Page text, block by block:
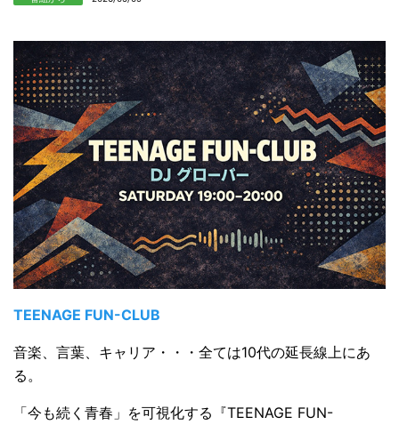
TEENAGE FUN-CLUB
音楽、言葉、キャリア・・・全ては10代の延長線上にあ
る。
「今も続く青春」を可視化する『TEENAGE FUN-